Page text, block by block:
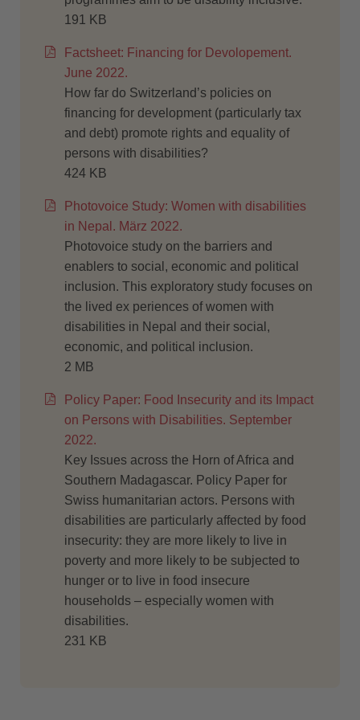
191 KB
Factsheet: Financing for Devolopement.
June 2022.
How far do Switzerland’s policies on
financing for development (particularly tax
and debt) promote rights and equality of
persons with disabilities?
424 KB
Photovoice Study: Women with disabilities
in Nepal. März 2022.
Photovoice study on the barriers and
enablers to social, economic and political
inclusion. This exploratory study focuses on
the lived ex periences of women with
disabilities in Nepal and their social,
economic, and political inclusion.
2 MB
Policy Paper: Food Insecurity and its Impact
on Persons with Disabilities. September
2022.
Key Issues across the Horn of Africa and
Southern Madagascar. Policy Paper for
Swiss humanitarian actors. Persons with
disabilities are particularly affected by food
insecurity: they are more likely to live in
poverty and more likely to be subjected to
hunger or to live in food insecure
households – especially women with
disabilities.
231 KB